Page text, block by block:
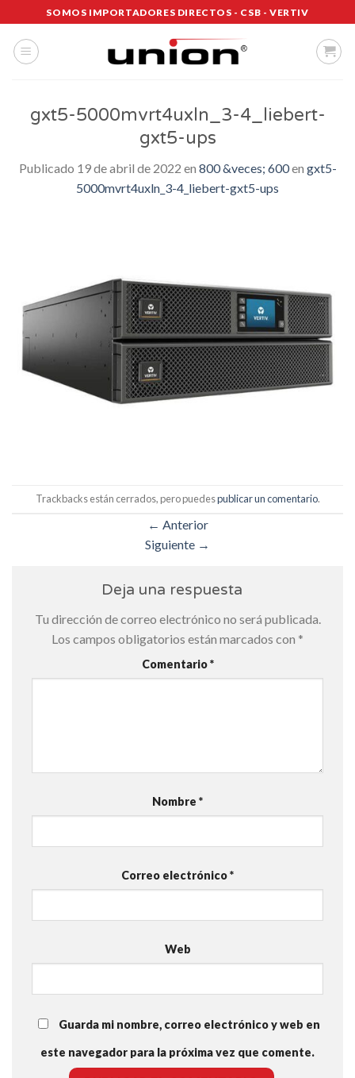
al
contenido
SOMOS IMPORTADORES DIRECTOS - CSB - VERTIV
gxt5-5000mvrt4uxln_3-4_liebert-
gxt5-ups
Publicado 19 de abril de 2022 en 800 &veces; 600en gxt5-
5000mvrt4uxln_3-4_liebert-gxt5-ups
Trackbacks están cerrados, pero puedespublicar un comentario.
← Anterior
Siguiente →
Deja una respuesta
Tu dirección de correo electrónico no será publicada.
Los campos obligatorios están marcados con *
Comentario*
Nombre *
Correo electrónico*
Web
Guarda mi nombre, correo electrónico y web en
este navegador para la próxima vez que comente.